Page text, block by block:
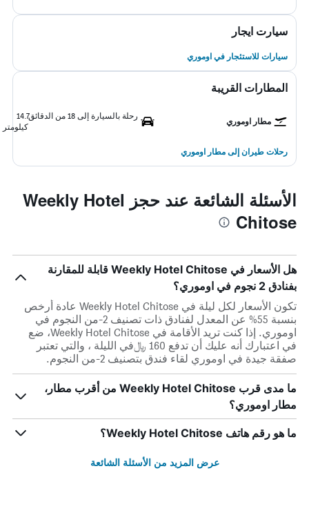
سيارت ايجار
سيارات للاستئجار في اوموري
المطارات القريبة
مطار اوموري
رحلة بالسيارة إلى 18 من الدقائق
14.7
كيلومتر
رحلات طيران إلى مطار اوموري
الأسئلة الشائعة عند حجز Weekly Hotel
Chitose
هل الأسعار في Weekly Hotel Chitose قابلة للمقارنة
بفنادق 2 نجوم في اوموري؟
تكون الأسعار لكل ليلة في Weekly Hotel Chitose عادة أرخص
بنسبة 55% عن المعدل لفنادق ذات تصنيف 2-من النجوم في
اوموري. إذا كنت تريد الأقامة في Weekly Hotel Chitose، ضع
في اعتبارك أنه عليك أن تدفع 160 ﷼في الليلة ، والتي تعتبر
صفقة جيدة في اوموري لقاء فندق بتصنيف 2-من النجوم.
ما مدى قرب Weekly Hotel Chitose من أقرب مطار،
مطار اوموري؟
ما هو رقم هاتف Weekly Hotel Chitose؟
عرض المزيد من الأسئلة الشائعة